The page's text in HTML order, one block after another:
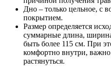
Дно – только цельное, с
покрытием.
Размер определяется
суммарные длина,
быть более 115 см. При
комфортно внутри,
растянуться.